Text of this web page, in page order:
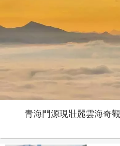
青海門源現壯麗雲海奇